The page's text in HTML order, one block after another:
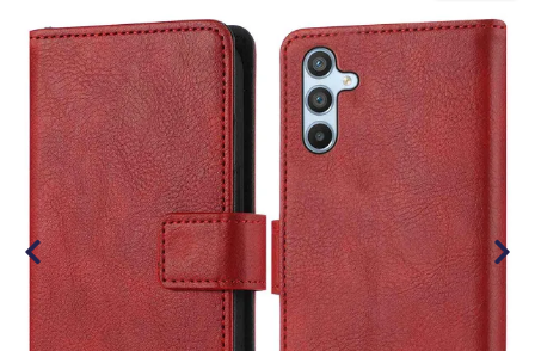
einde
van
de
afbeeldingen-
gallerij